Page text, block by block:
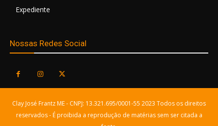
Expediente
Nossas Redes Social
Clay José Frantz ME - CNPJ: 13.321.695/0001-55 2023 Todos os direitos
reservados - É proibida a reprodução de matérias sem ser citada a